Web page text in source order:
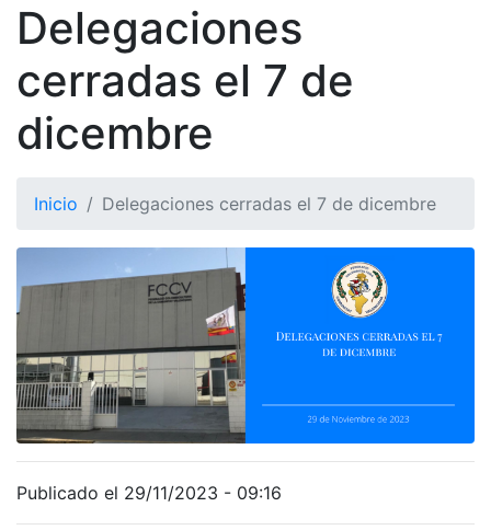
Delegaciones
cerradas el 7 de
dicembre
Inicio Delegaciones cerradas el 7 de dicembre
Publicado el 29/11/2023 - 09:16